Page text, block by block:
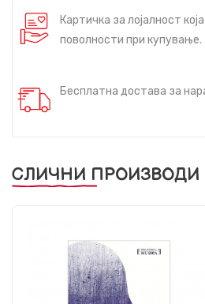
Картичка за лојалност
поволности при купување.
Бесплатна достава за
СЛИЧНИ ПРОИЗВОДИ